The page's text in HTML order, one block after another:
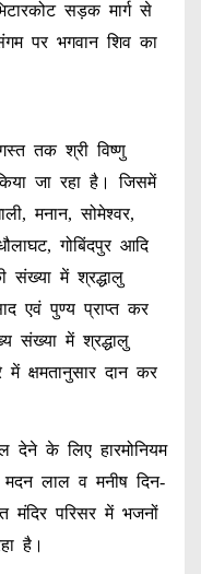
सड़क मार्ग से
पर भगवान शिव का
तक श्री विष्णु
जा रहा है। जिसमें
मनान, सोमेश्वर,
गोबिंदपुर आदि
संख्या में श्रद्धालु
एवं पुण्य प्राप्त कर
संख्या में श्रद्धालु
में क्षमतानुसार दान कर
देने के लिए हारमोनियम
मदन लाल व मनीष दिन-
मंदिर परिसर में भजनों
है।